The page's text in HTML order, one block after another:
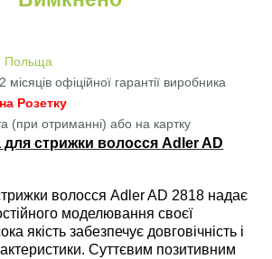
Польща
місяців офіційної гарантії виробника
Розетку
(при отриманні) або на картку
стрижки волосся Adler AD
волосся Adler AD 2818 надає
моделювання своєї
якість забезпечує довговічність і
Суттєвим позитивним